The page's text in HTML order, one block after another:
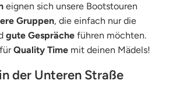
eignen sich unsere Bootstouren
Gruppen, die einfach nur die
gute Gespräche führen möchten.
Quality Time mit deinen Mädels!
der Unteren Straße